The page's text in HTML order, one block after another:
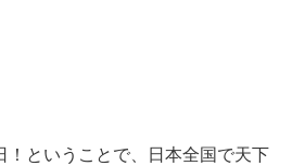
！ということで、日本全国で天下